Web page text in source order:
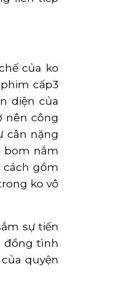
của ko
cấp3
diện của
nên công
cân nặng
bom nắm
gồm
ko vô
sự tiến
đồng tình
quyện